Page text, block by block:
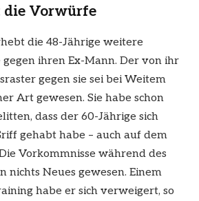
Vorwürfe
die 48-Jährige weitere
ihren Ex-Mann. Der von ihr
gegen sie sei bei Weitem
Art gewesen. Sie habe schon
dass der 60-Jährige sich
gehabt habe – auch auf dem
Vorkommnisse während des
nichts Neues gewesen. Einem
habe er sich verweigert, so